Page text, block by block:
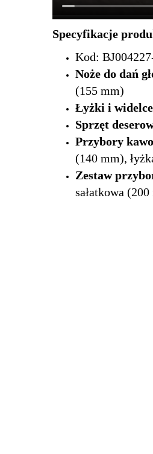
Specyfikacje
Kod:
Noże do dań
(155 mm)
Łyżki i
Sprzęt
Przybory
(140 mm),
Zestaw
sałatkowa